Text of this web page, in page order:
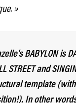
»
BABYLON is
STREET and
template
In other